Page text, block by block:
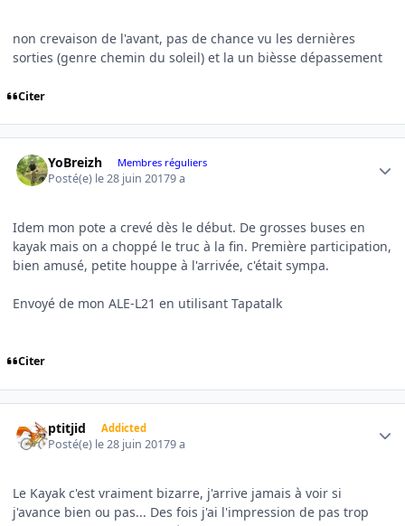
non crevaison de l'avant, pas de chance vu les dernières
sorties (genre chemin du soleil) et la un bièsse dépassement
Citer
YoBreizh Membres réguliers
Posté(e) le 28 juin 20179 a
Idem mon pote a crevé dès le début. De grosses buses en
kayak mais on a choppé le truc à la fin. Première participation,
bien amusé, petite houppe à l'arrivée, c'était sympa.
Envoyé de mon ALE-L21 en utilisant Tapatalk
Citer
ptitjid Addicted
Posté(e) le 28 juin 20179 a
Le Kayak c'est vraiment bizarre, j'arrive jamais à voir si
j'avance bien ou pas... Des fois j'ai l'impression de pas trop